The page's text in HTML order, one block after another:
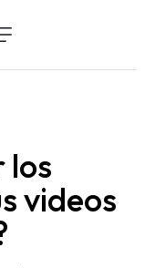
los
videos